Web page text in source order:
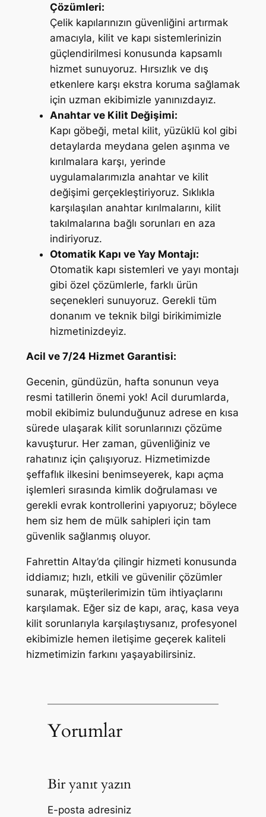
Çözümleri:
Çelik kapılarınızın güvenliğini artırmak
amacıyla, kilit ve kapı sistemlerinizin
güçlendirilmesi konusunda kapsamlı
hizmet sunuyoruz. Hırsızlık ve dış
etkenlere karşı ekstra koruma sağlamak
için uzman ekibimizle yanınızdayız.
Anahtar ve Kilit Değişimi:
Kapı göbeği, metal kilit, yüzüklü kol gibi
detaylarda meydana gelen aşınma ve
kırılmalara karşı, yerinde
uygulamalarımızla anahtar ve kilit
değişimi gerçekleştiriyoruz. Sıklıkla
karşılaşılan anahtar kırılmalarını, kilit
takılmalarına bağlı sorunları en aza
indiriyoruz.
Otomatik Kapı ve Yay Montajı:
Otomatik kapı sistemleri ve yayı montajı
gibi özel çözümlerle, farklı ürün
seçenekleri sunuyoruz. Gerekli tüm
donanım ve teknik bilgi birikimimizle
hizmetinizdeyiz.
Acil ve 7/24 Hizmet Garantisi:
Gecenin, gündüzün, hafta sonunun veya
resmi tatillerin önemi yok! Acil durumlarda,
mobil ekibimiz bulunduğunuz adrese en kısa
sürede ulaşarak kilit sorunlarınızı çözüme
kavuşturur. Her zaman, güvenliğiniz ve
rahatınız için çalışıyoruz. Hizmetimizde
şeffaflık ilkesini benimseyerek, kapı açma
işlemleri sırasında kimlik doğrulaması ve
gerekli evrak kontrollerini yapıyoruz; böylece
hem siz hem de mülk sahipleri için tam
güvenlik sağlanmış oluyor.
Fahrettin Altay’da çilingir hizmeti konusunda
iddiamız; hızlı, etkili ve güvenilir çözümler
sunarak, müşterilerimizin tüm ihtiyaçlarını
karşılamak. Eğer siz de kapı, araç, kasa veya
kilit sorunlarıyla karşılaştıysanız, profesyonel
ekibimizle hemen iletişime geçerek kaliteli
hizmetimizin farkını yaşayabilirsiniz.
Yorumlar
Bir yanıt yazın
E-posta adresiniz